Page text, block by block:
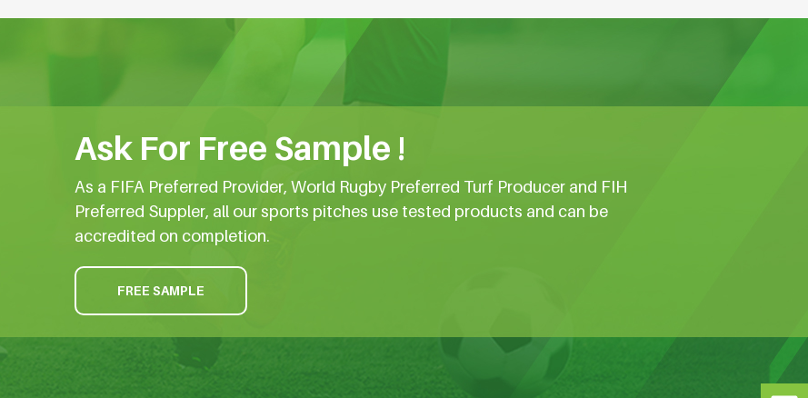
Ask For Free Sample !
As a FIFA Preferred Provider, World Rugby Preferred Turf Producer and FIH
Preferred Suppler, all our sports pitches use tested products and can be
accredited on completion.
FREE SAMPLE